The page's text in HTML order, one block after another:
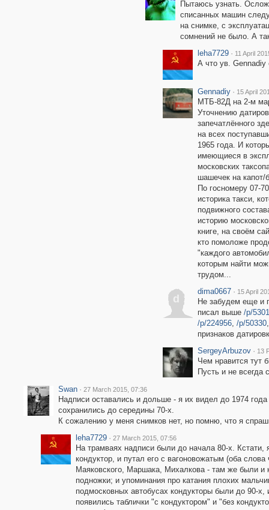
Пытаюсь узнать.
списанных машин
на снимке, с
сомнений не было. А
leha7729 · 11 April
А что ув.
Gennadiy · 15 April
МТБ-82Д на 2-м
Уточнению
запечатлённого
на всех
1965 года. И
имеющиеся в
московских
шашечек на капот/
По госномеру 07-
историка такси,
подвижного
историю
книге, на своём
кто помоложе
"каждого
которым найти
трудом...
d
dima0667 · 15 April
Не забудем еще и
писал выше /p/
/p/224956, /p/50330
признаков
SergeyArbuzov · 13
Чем нравится тут
Пусть и не всегда
Swan · 27 March 2015, 07:36
Надписи оставались и дольше - я их видел до 1974
сохранились до середины 70-х.
К сожалению у меня снимков нет, но помню, что я
leha7729 · 27 March 2015, 07:56
На трамваях надписи были до начала 80-х. Кстати,
кондуктор, и путал его с вагоновожатым (оба
Маяковского, Маршака, Михалкова - там же были и
подножки; и упоминания про катания плохих
подмосковных автобусах кондукторы были до 90-х,
появились таблички "с кондуктором" и "без